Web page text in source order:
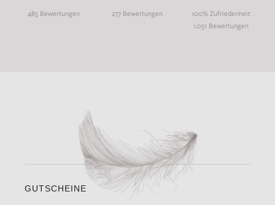
485 Bewertungen 277 Bewertungen
100% Zufriedenheit
1.051 Bewertungen
GUTSCHEINE